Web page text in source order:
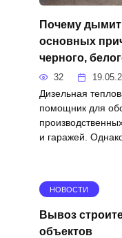
Почему дымит
основных
черного,
32
Дизельная
помощник для
и гаражей.
НОВОСТИ
Вывоз
объектов